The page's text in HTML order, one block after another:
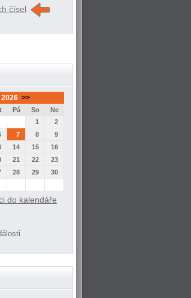
čísel
>>
Pá So
Ne
1
2
7 8
9
14 15
16
21 22
23
28 29
30
do kalendáře